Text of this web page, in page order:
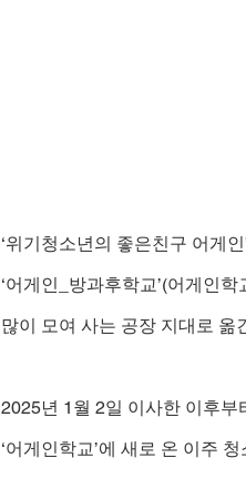
‘위기청소년의 좋은친구 어게
‘어게인_방과후학교’(어게인학
많이 모여 사는 공장 지대로 옮
2025년 1월 2일 이사한 이후부
‘어게인학교’에 새로 온 이주